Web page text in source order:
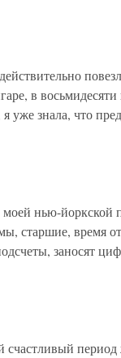
в
уже знала, что
нью-йоркской
старшие, время
заносят